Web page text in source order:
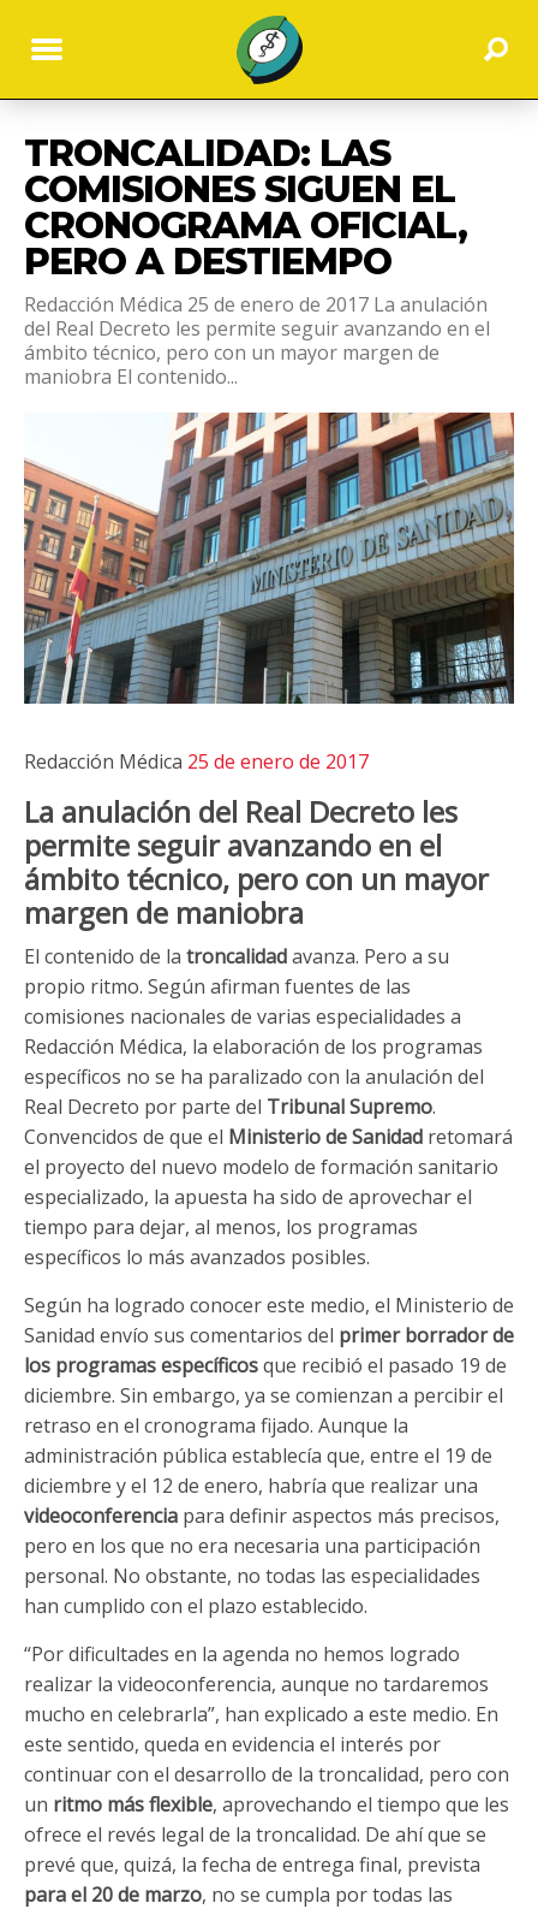
TRONCALIDAD: LAS
COMISIONES SIGUEN EL
CRONOGRAMA OFICIAL,
PERO A DESTIEMPO
Redacción Médica 25 de enero de 2017 La anulación
del Real Decreto les permite seguir avanzando en el
ámbito técnico, pero con un mayor margen de
maniobra El contenido...
Redacción Médica 25 de enero de 2017
La anulación del Real Decreto les
permite seguir avanzando en el
ámbito técnico, pero con un mayor
margen de maniobra
El contenido de la troncalidadavanza. Pero a su
propio ritmo. Según afirman fuentes de las
comisiones nacionales de varias especialidades a
Redacción Médica, la elaboración de los programas
específicos no se ha paralizado con la anulación del
Real Decreto por parte del Tribunal Supremo.
Convencidos de que el Ministerio de Sanidad retomará
el proyecto del nuevo modelo de formación sanitario
especializado, la apuesta ha sido de aprovechar el
tiempo para dejar, al menos, los programas
específicos lo más avanzados posibles.
Según ha logrado conocer este medio, el Ministerio de
Sanidad envío sus comentarios del primer borrador de
los programas específicosque recibió el pasado 19 de
diciembre. Sin embargo, ya se comienzan a percibir el
retraso en el cronograma fijado. Aunque la
administración pública establecía que, entre el 19 de
diciembre y el 12 de enero, habría que realizar una
videoconferencia para definir aspectos más precisos,
pero en los que no era necesaria una participación
personal. No obstante, no todas las especialidades
han cumplido con el plazo establecido.
“Por dificultades en la agenda no hemos logrado
realizar la videoconferencia, aunque no tardaremos
mucho en celebrarla”, han explicado a este medio. En
este sentido, queda en evidencia el interés por
continuar con el desarrollo de la troncalidad, pero con
un ritmo más flexible, aprovechando el tiempo que les
ofrece el revés legal de la troncalidad. De ahí que se
prevé que, quizá, la fecha de entrega final, prevista
para el 20 de marzo, no se cumpla por todas las